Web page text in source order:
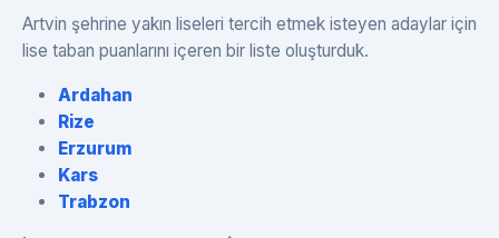
Artvin şehrine yakın liseleri tercih etmek isteyen adaylar için
lise taban puanlarını içeren bir liste oluşturduk.
Ardahan
Rize
Erzurum
Kars
Trabzon